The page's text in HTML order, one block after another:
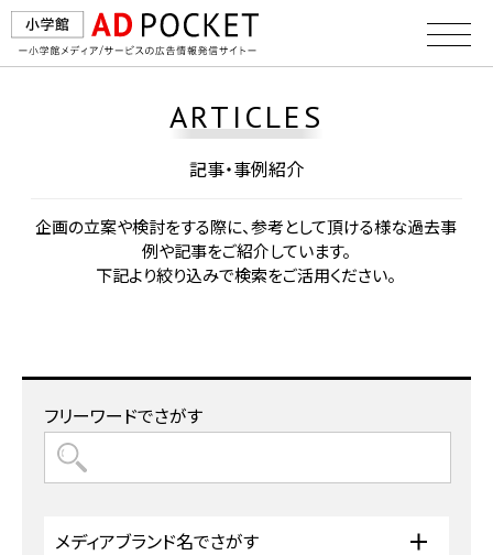
ARTICLES
記事・事例紹介
企画の⽴案や検討をする際に、参考として頂ける様な過去事
例や記事をご紹介しています。
下記より絞り込みで検索をご活⽤ください。
フリーワードでさがす
メディアブランド名でさがす